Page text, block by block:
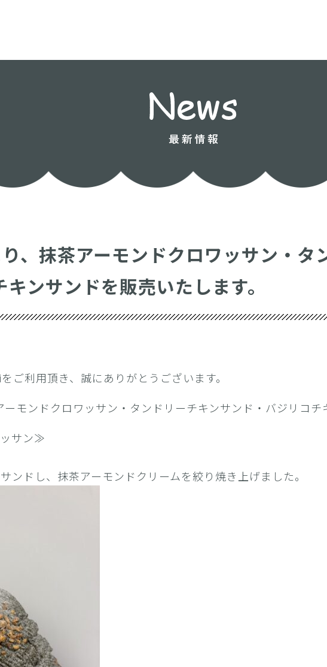
、抹茶アーモンドクロワッサン・タ
ンサンドを販売いたします。
ご利用頂き、誠にありがとうございます。
モンドクロワッサン・タンドリーチキンサンド・バジリコ
サン≫
ンドし、抹茶アーモンドクリームを絞り焼き上げました。